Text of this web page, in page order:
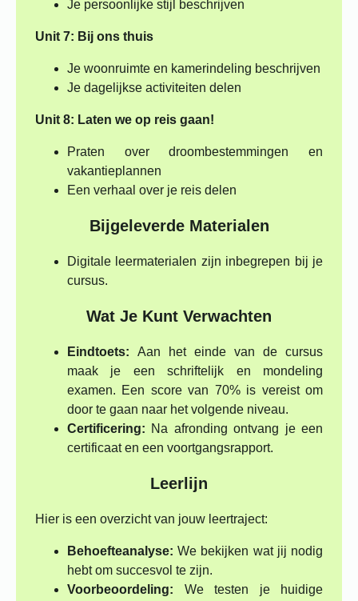
Je persoonlijke stijl beschrijven
Unit 7: Bij ons thuis
Je woonruimte en kamerindeling beschrijven
Je dagelijkse activiteiten delen
Unit 8: Laten we op reis gaan!
Praten over droombestemmingen en
vakantieplannen
Een verhaal over je reis delen
Bijgeleverde Materialen
Digitale leermaterialen zijn inbegrepen bij je
cursus.
Wat Je Kunt Verwachten
Eindtoets: Aan het einde van de cursus
maak je een schriftelijk en mondeling
examen. Een score van 70% is vereist om
door te gaan naar het volgende niveau.
Certificering: Na afronding ontvang je een
certificaat en een voortgangsrapport.
Leerlijn
Hier is een overzicht van jouw leertraject:
Behoefteanalyse: We bekijken wat jij nodig
hebt om succesvol te zijn.
Voorbeoordeling: We testen je huidige